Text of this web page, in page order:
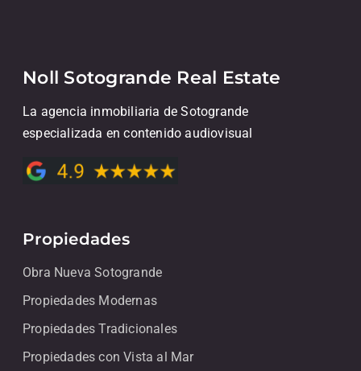
Noll Sotogrande Real Estate
La agencia inmobiliaria de Sotogrande
especializada en contenido audiovisual
Propiedades
Obra Nueva Sotogrande
Propiedades Modernas
Propiedades Tradicionales
Propiedades con Vista al Mar